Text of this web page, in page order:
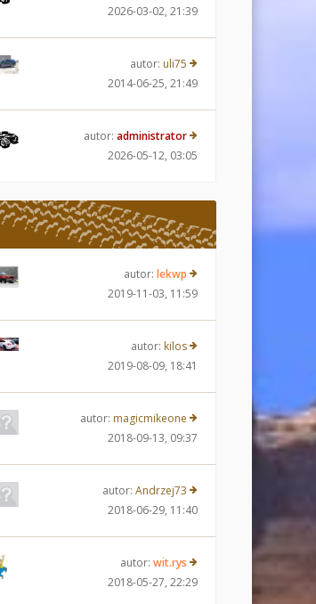
2026-03-02, 21:39
autor: uli75
2014-06-25, 21:49
autor: administrator
2026-05-12, 03:05
autor: lekwp
2019-11-03, 11:59
autor: kilos
2019-08-09, 18:41
autor: magicmikeone
2018-09-13, 09:37
autor: Andrzej73
2018-06-29, 11:40
autor: wit.rys
2018-05-27, 22:29